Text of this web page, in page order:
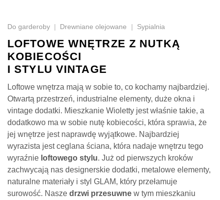
Do garderoby | Drewniane olejowane | Sypialnia
LOFTOWE WNĘTRZE Z NUTKĄ
KOBIECOŚCI
I STYLU VINTAGE
Loftowe wnętrza mają w sobie to, co kochamy najbardziej.
Otwartą przestrzeń, industrialne elementy, duże okna i
vintage dodatki. Mieszkanie Wioletty jest właśnie takie, a
dodatkowo ma w sobie nutę kobiecości, która sprawia, że
jej wnętrze jest naprawdę wyjątkowe. Najbardziej
wyrazista jest ceglana ściana, która nadaje wnętrzu tego
wyraźnie loftowego stylu. Już od pierwszych kroków
zachwycają nas designerskie dodatki, metalowe elementy,
naturalne materiały i styl GLAM, który przełamuje
surowość. Nasze drzwi przesuwne w tym mieszkaniu